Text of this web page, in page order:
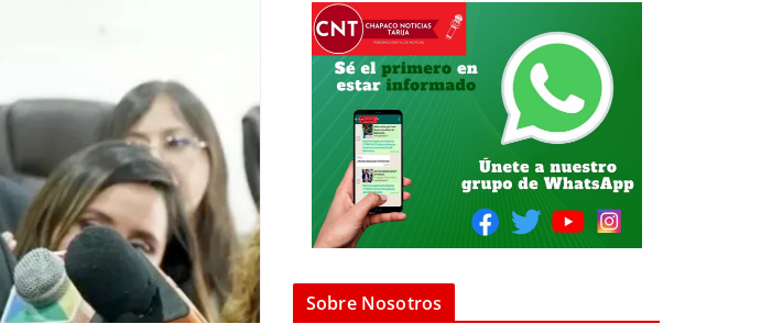
Sobre Nosotros